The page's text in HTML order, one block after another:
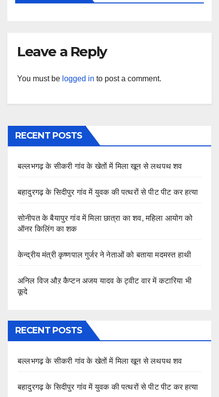
Leave a Reply
You must be logged in to post a comment.
RECENT POSTS
बल्लभगढ़ के सीकरी गांव के खेतों में मिला खून से लथपथ शव
बहादुरगढ़ के सिदीपुर गांव में युवक की पत्थरों से पीट पीट कर हत्या
सोनीपत के बैयापुर गांव में मिला छात्रा का शव, महिला आयोग को
ऑनर किलिंग का शक
केन्द्रीय मंत्री कृष्णपाल गुर्जर ने नेताओं को बताया मदमस्त हाथी
अनिल विज औऱ कैप्टन अजय यादव के ट्वीट वार में कटारिया भी
कूदे
RECENT POSTS
बल्लभगढ़ के सीकरी गांव के खेतों में मिला खून से लथपथ शव
बहादुरगढ़ के सिदीपुर गांव में युवक की पत्थरों से पीट पीट कर हत्या